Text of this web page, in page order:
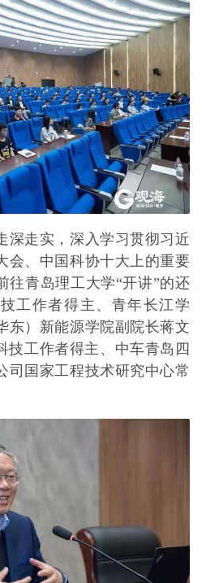
深走实，深入学习贯彻习近
会、中国科协十大上的重要
往青岛理工大学“开讲”的还
工作者得主、青年长江学
东）新能源学院副院长蒋文
技工作者得主、中车青岛四
司国家工程技术研究中心常